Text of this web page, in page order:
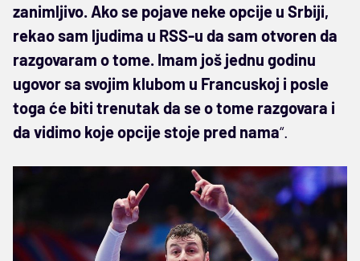
zanimljivo. Ako se pojave neke opcije u Srbiji,
rekao sam ljudima u RSS-u da sam otvoren da
razgovaram o tome. Imam još jednu godinu
ugovor sa svojim klubom u Francuskoj i posle
toga će biti trenutak da se o tome razgovara i
da vidimo koje opcije stoje pred nama“.